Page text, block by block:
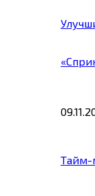
Тайм-